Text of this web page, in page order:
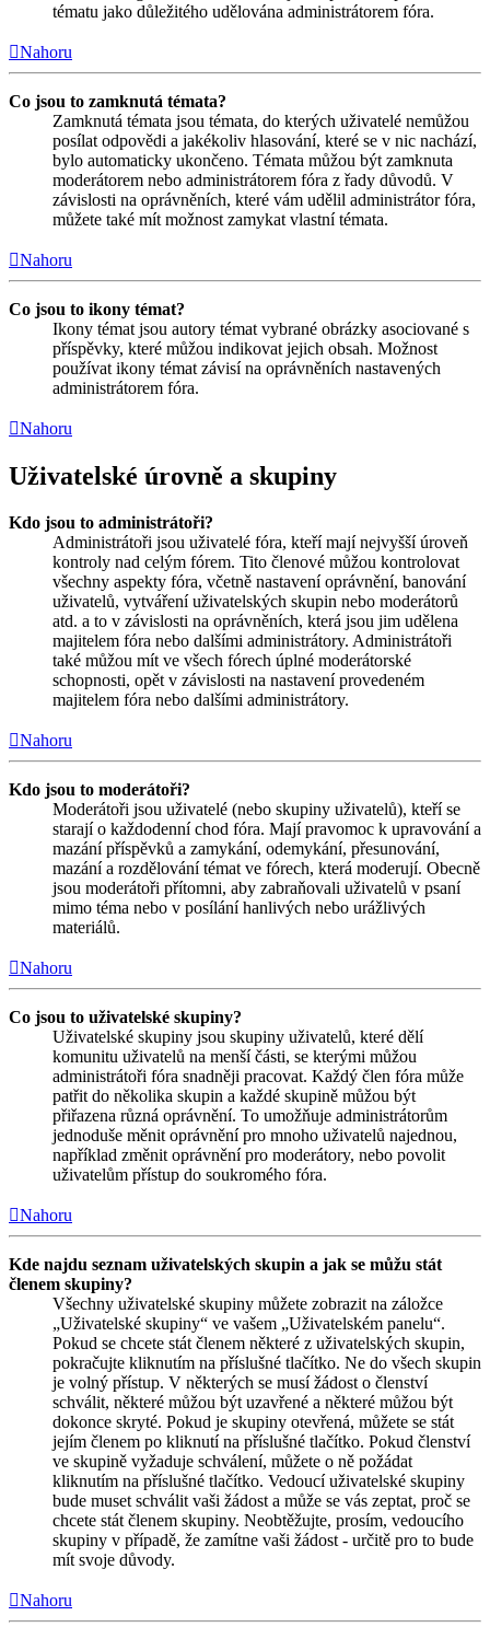
tématu jako důležitého udělována administrátorem fóra.
Nahoru
Co jsou to zamknutá témata?
Zamknutá témata jsou témata, do kterých uživatelé nemůžou
posílat odpovědi a jakékoliv hlasování, které se v nic nachází,
bylo automaticky ukončeno. Témata můžou být zamknuta
moderátorem nebo administrátorem fóra z řady důvodů. V
závislosti na oprávněních, které vám udělil administrátor fóra,
můžete také mít možnost zamykat vlastní témata.
Nahoru
Co jsou to ikony témat?
Ikony témat jsou autory témat vybrané obrázky asociované s
příspěvky, které můžou indikovat jejich obsah. Možnost
používat ikony témat závisí na oprávněních nastavených
administrátorem fóra.
Nahoru
Uživatelské úrovně a skupiny
Kdo jsou to administrátoři?
Administrátoři jsou uživatelé fóra, kteří mají nejvyšší úroveň
kontroly nad celým fórem. Tito členové můžou kontrolovat
všechny aspekty fóra, včetně nastavení oprávnění, banování
uživatelů, vytváření uživatelských skupin nebo moderátorů
atd. a to v závislosti na oprávněních, která jsou jim udělena
majitelem fóra nebo dalšími administrátory. Administrátoři
také můžou mít ve všech fórech úplné moderátorské
schopnosti, opět v závislosti na nastavení provedeném
majitelem fóra nebo dalšími administrátory.
Nahoru
Kdo jsou to moderátoři?
Moderátoři jsou uživatelé (nebo skupiny uživatelů), kteří se
starají o každodenní chod fóra. Mají pravomoc k upravování a
mazání příspěvků a zamykání, odemykání, přesunování,
mazání a rozdělování témat ve fórech, která moderují. Obecně
jsou moderátoři přítomni, aby zabraňovali uživatelů v psaní
mimo téma nebo v posílání hanlivých nebo urážlivých
materiálů.
Nahoru
Co jsou to uživatelské skupiny?
Uživatelské skupiny jsou skupiny uživatelů, které dělí
komunitu uživatelů na menší části, se kterými můžou
administrátoři fóra snadněji pracovat. Každý člen fóra může
patřit do několika skupin a každé skupině můžou být
přiřazena různá oprávnění. To umožňuje administrátorům
jednoduše měnit oprávnění pro mnoho uživatelů najednou,
například změnit oprávnění pro moderátory, nebo povolit
uživatelům přístup do soukromého fóra.
Nahoru
Kde najdu seznam uživatelských skupin a jak se můžu stát
členem skupiny?
Všechny uživatelské skupiny můžete zobrazit na záložce
„Uživatelské skupiny“ ve vašem „Uživatelském panelu“.
Pokud se chcete stát členem některé z uživatelských skupin,
pokračujte kliknutím na příslušné tlačítko. Ne do všech skupin
je volný přístup. V některých se musí žádost o členství
schválit, některé můžou být uzavřené a některé můžou být
dokonce skryté. Pokud je skupiny otevřená, můžete se stát
jejím členem po kliknutí na příslušné tlačítko. Pokud členství
ve skupině vyžaduje schválení, můžete o ně požádat
kliknutím na příslušné tlačítko. Vedoucí uživatelské skupiny
bude muset schválit vaši žádost a může se vás zeptat, proč se
chcete stát členem skupiny. Neobtěžujte, prosím, vedoucího
skupiny v případě, že zamítne vaši žádost - určitě pro to bude
mít svoje důvody.
Nahoru